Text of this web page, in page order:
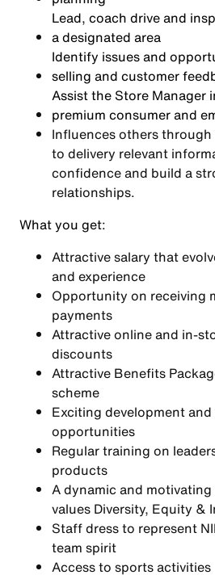
Lead, coach drive and
a designated area
Identify issues and
selling and customer
Assist the Store Manager
premium consumer and
Influences others
to delivery relevant
confidence and build a
relationships.
What you get:
Attractive salary that
and experience
Opportunity on receiving
payments
Attractive online and in-
discounts
Attractive Benefits
scheme
Exciting development and
opportunities
Regular training on
products
A dynamic and
values Diversity, Equity &
Staff dress to represent
team spirit
Access to sports activities